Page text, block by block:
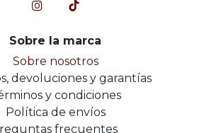
Sobre la marca
Sobre nosotros
devoluciones y garantías
y condiciones
Política de envíos
frecuentes